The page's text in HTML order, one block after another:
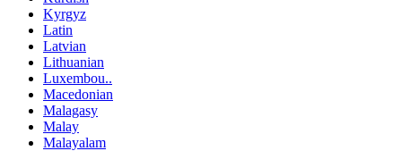
Kyrgyz
Latin
Latvian
Lithuanian
Luxembou..
Macedonian
Malagasy
Malay
Malayalam